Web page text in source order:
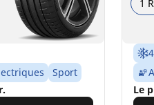
Sport
1
Le